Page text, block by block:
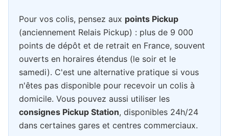
Pour vos colis, pensez aux points Pickup
(anciennement Relais Pickup) : plus de 9 000
points de dépôt et de retrait en France, souvent
ouverts en horaires étendus (le soir et le
samedi). C'est une alternative pratique si vous
n'êtes pas disponible pour recevoir un colis à
domicile. Vous pouvez aussi utiliser les
consignes Pickup Station, disponibles 24h/24
dans certaines gares et centres commerciaux.